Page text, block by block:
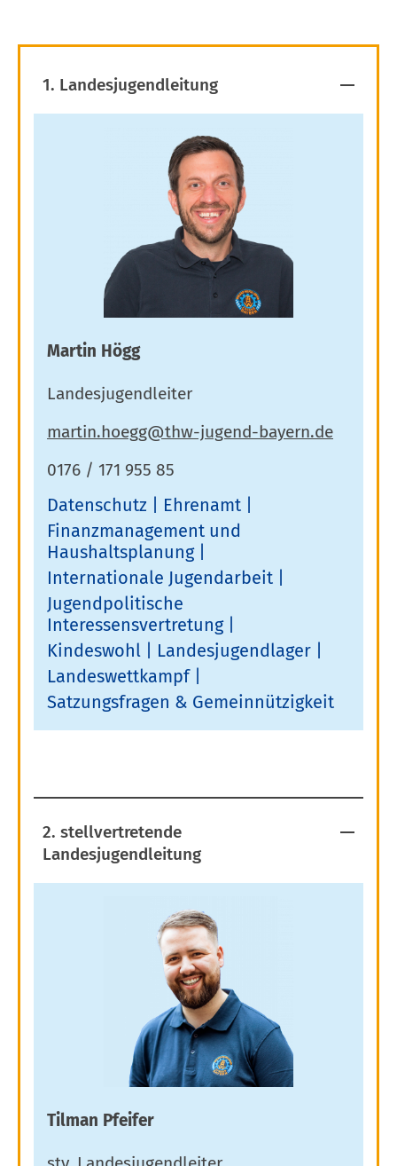
1. Landesjugendleitung
Martin Högg
Landesjugendleiter
0176 / 171 955 85
Datenschutz
Ehrenamt
Finanzmanagement und
Haushaltsplanung
Internationale Jugendarbeit
Jugendpolitische
Interessensvertretung
Kindeswohl
Landesjugendlager
Landeswettkampf
Satzungsfragen & Gemeinnützigkeit
2. stellvertretende
Landesjugendleitung
Tilman Pfeifer